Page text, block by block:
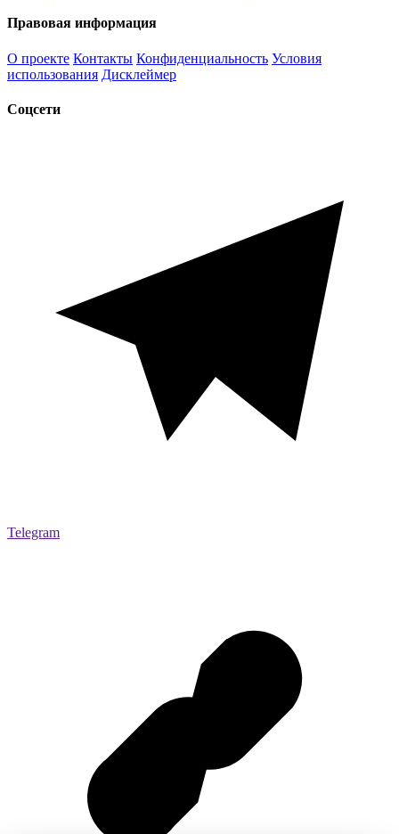
Правовая информация
О проекте Контакты Конфиденциальность Условия
использования Дисклеймер
Соцсети
Telegram